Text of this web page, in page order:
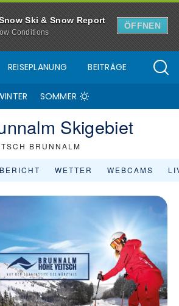
Ski & Snow Report
Conditions
ÖFFNEN
REISEPLANUNG BEITRÄGE
SOMMER
Skigebiet
BRUNNALM
WETTER WEBCAMS